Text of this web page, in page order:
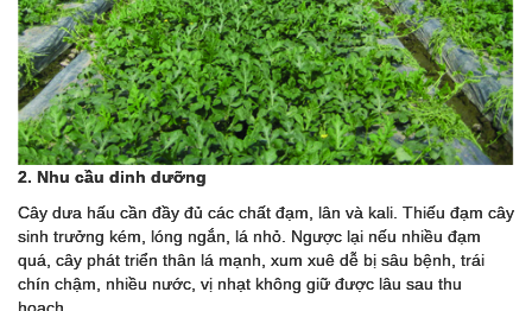
2. Nhu cầu dinh dưỡng
Cây dưa hấu cần đầy đủ các chất đạm, lân và kali. Thiếu đạm cây
sinh trưởng kém, lóng ngắn, lá nhỏ. Ngược lại nếu nhiều đạm
quá, cây phát triển thân lá mạnh, xum xuê dễ bị sâu bệnh, trái
chín chậm, nhiều nước, vị nhạt không giữ được lâu sau thu